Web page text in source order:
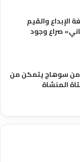
الإبداع والقيم
صراع وجود
.. امن سوهاج يتمكن من
المنشاة